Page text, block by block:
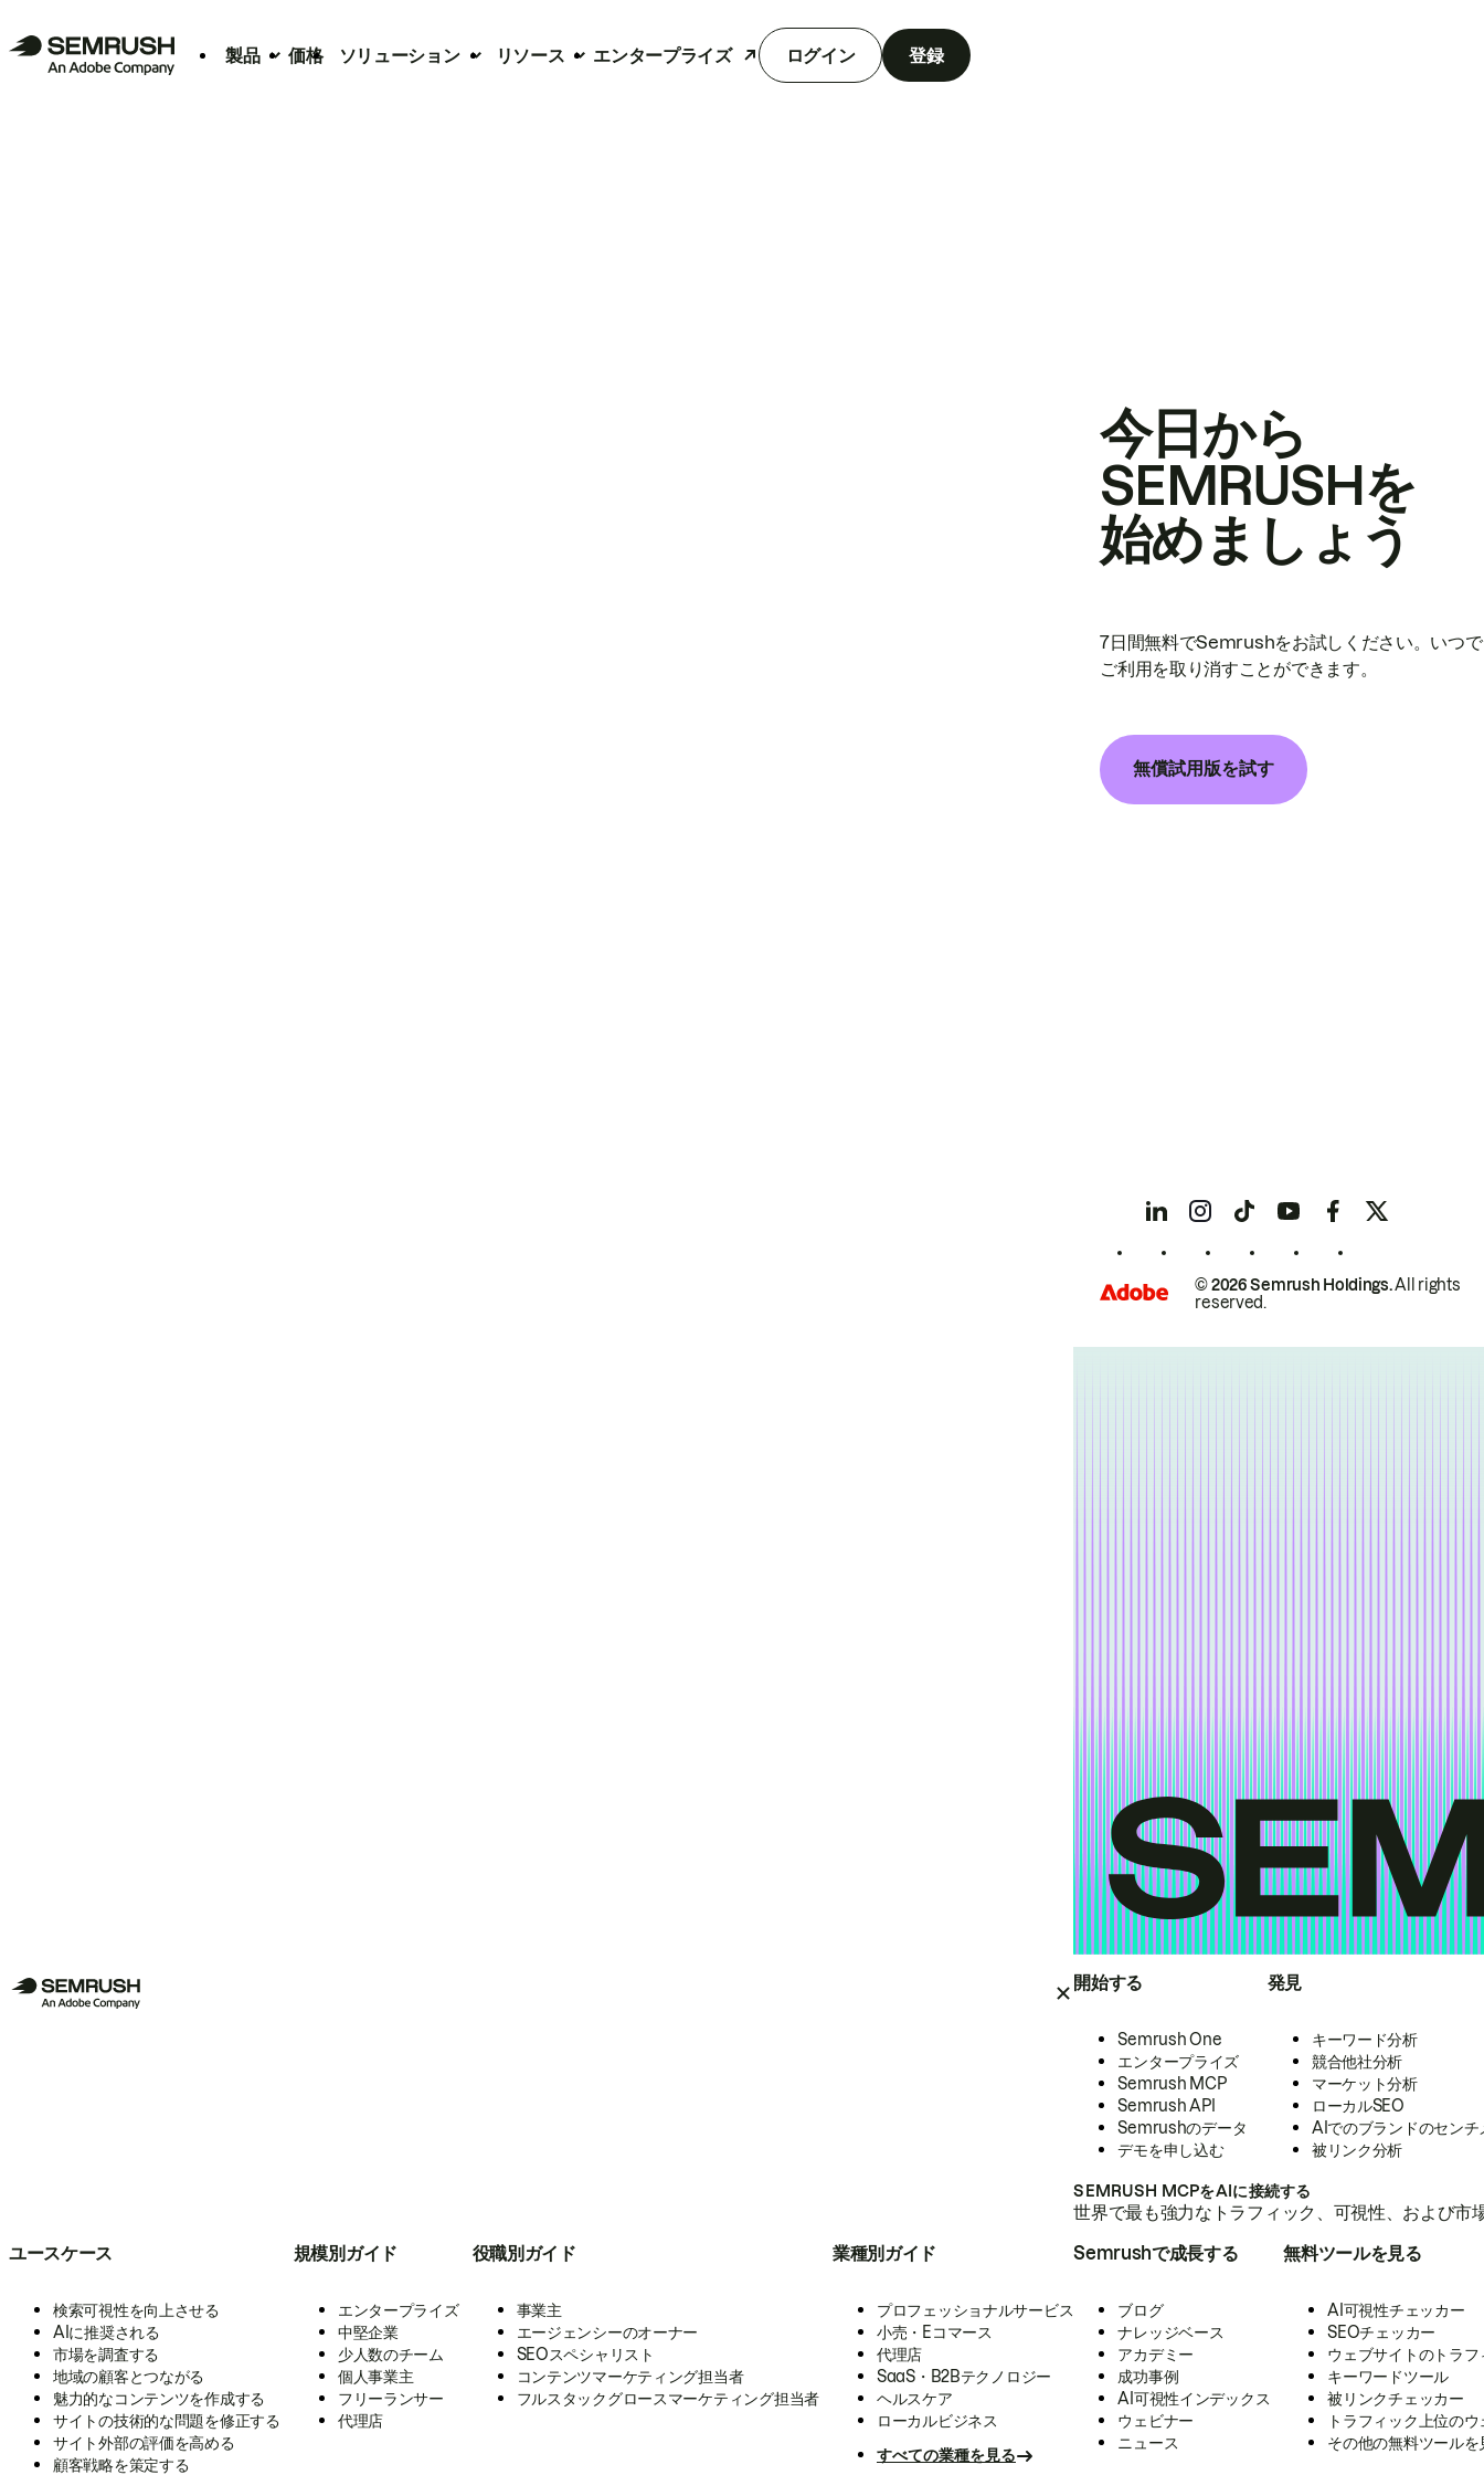
製品 価格 ソリューション リソース エンタープライズ ログイン 登録
開始する
Semrush One
エンタープライズ
Semrush MCP
Semrush API
Semrushのデータ
デモを申し込む
発見
キーワード分析
競合他社分析
マーケット分析
ローカルSEO
AIでのブランドのセンチ
被リンク分析
SEMRUSH MCPをAIに接続する
世界で最も強力なトラフィック、可視性、および
ユースケース
検索可視性を向上させる
AIに推奨される
市場を調査する
地域の顧客とつながる
魅力的なコンテンツを作成する
サイトの技術的な問題を修正する
サイト外部の評価を高める
顧客戦略を策定する
規模別ガイド
エンタープライズ
中堅企業
少人数のチーム
個人事業主
フリーランサー
代理店
役職別ガイド
事業主
エージェンシーのオーナー
SEOスペシャリスト
コンテンツマーケティング担当者
フルスタックグロースマーケティング担当者
業種別ガイド
プロフェッショナルサービス
小売・Eコマース
代理店
SaaS・B2Bテクノロジー
ヘルスケア
ローカルビジネス
すべての業種を見る
Semrushで成長する
ブログ
ナレッジベース
アカデミー
成功事例
AI可視性インデックス
ウェビナー
ニュース
無料ツールを見る
AI可視性チェッカー
SEOチェッカー
ウェブサイトのトラ
キーワードツール
被リンクチェッカー
トラフィック上位の
その他の無料ツールを
今日から
SEMRUSHを
始めましょう
7日間無料でSemrushをお試しください。いつ
ご利用を取り消すことができます。
無償試用版を試す
© 2026 Semrush Holdings.All rights
reserved.